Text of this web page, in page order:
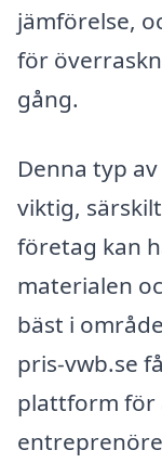
jämförelse,
för
gång.
Denna typ
viktig,
företag kan
materialen
bäst i
pris-vwb.se
plattform för